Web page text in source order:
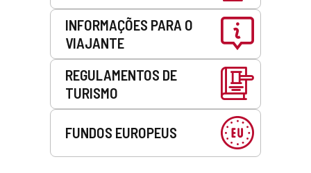
INFORMAÇÕES PARA O
VIAJANTE
REGULAMENTOS DE
TURISMO
FUNDOS EUROPEUS